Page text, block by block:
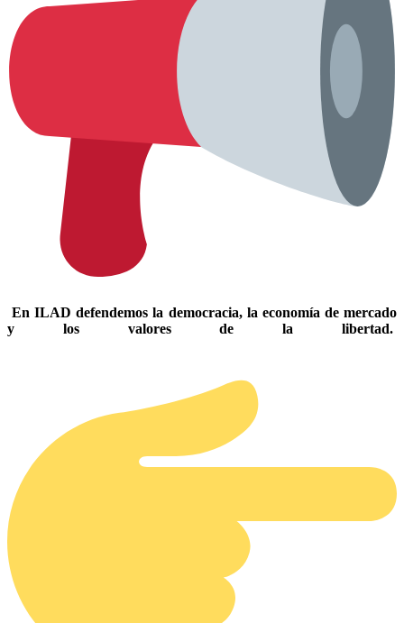
En ILAD defendemos la democracia, la economía de mercado
y los valores de la libertad.